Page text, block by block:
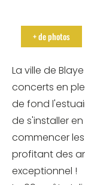
+ de photos
La ville de
concerts en
de fond
de s'installer
commencer
profitant des
exceptionnel !